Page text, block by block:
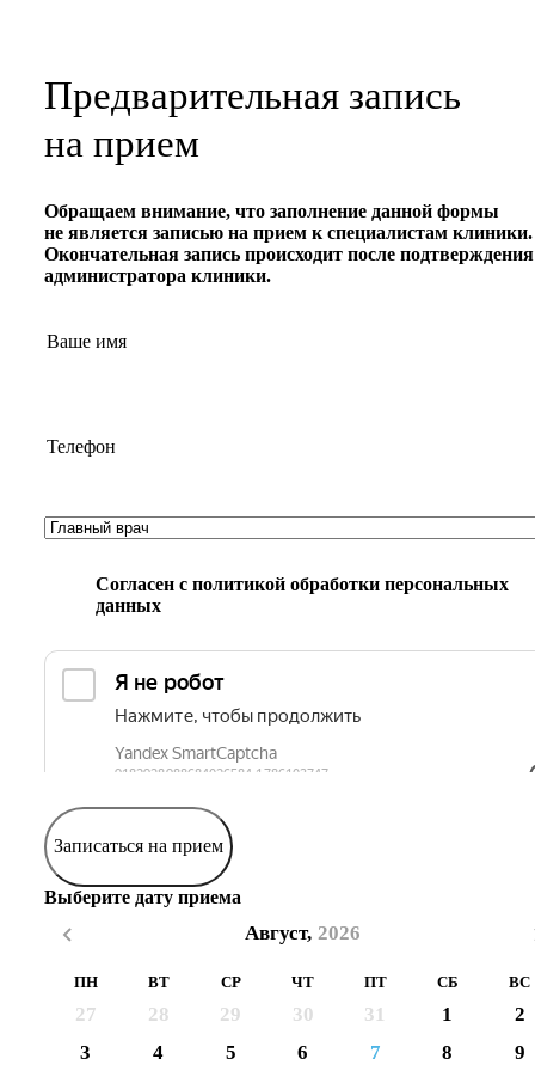
Предварительная запись
на прием
Обращаем внимание, что заполнение данной формы
не является записью на прием к специалистам клиники.
Окончательная запись происходит после подтверждения
администратора клиники.
Согласен с политикой обработки персональных
данных
Записаться на прием
Выберите дату приема
Август, 2026
ПН ВТ СР ЧТ ПТ СБ ВС
27 28 29 30 31 1
2
3
4 5 6 7 8 9